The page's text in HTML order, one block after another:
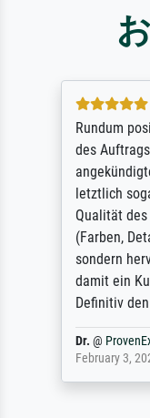
Rundum
des
letztlich
Qualität
(Farben,
sondern
damit ein
Definitiv
Dr. @
February 3,